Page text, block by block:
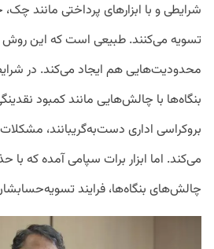
شرایطی و با ابزارهای پرداختی مانند
تسویه می‌کنند. طبیعی است که این روش در
محدودیت‌هایی هم ایجاد می‌کند. در
بنگاه‌ها با چالش‌هایی مانند کمبود
بروکراسی اداری دست‌به‌گریبانند،
می‌کند. اما ابزار برات سپامی آمده که
چالش‌های بنگاه‌ها، فرایند